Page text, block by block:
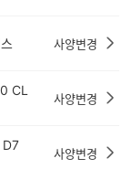
사양변경
CL
사양변경
D7
사양변경